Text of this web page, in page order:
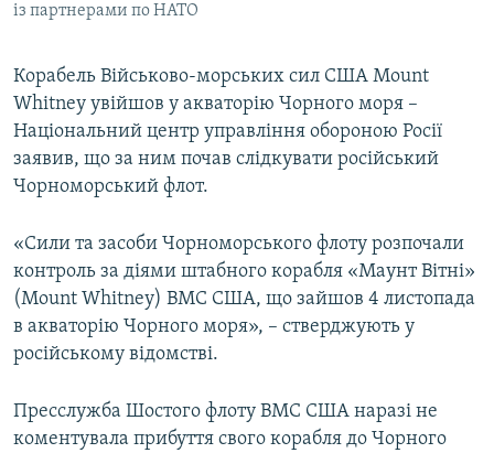
Усі сайти RFE/RL
із партнерами по НАТО
Корабель Військово-морських сил США Mount
Whitney увійшов у акваторію Чорного моря –
Національний центр управління обороною Росії
заявив, що за ним почав слідкувати російський
Чорноморський флот.
«Сили та засоби Чорноморського флоту розпочали
контроль за діями штабного корабля «Маунт Вітні»
(Mount Whitney) ВМС США, що зайшов 4 листопада
в акваторію Чорного моря», – стверджують у
російському відомстві.
Пресслужба Шостого флоту ВМС США наразі не
коментувала прибуття свого корабля до Чорного